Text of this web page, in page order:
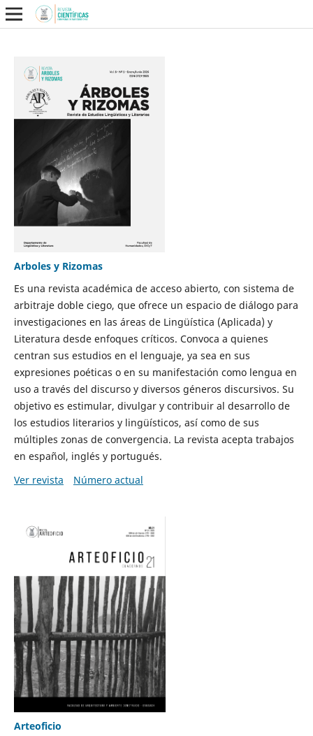
Arboles y Rizomas
Es una revista académica de acceso abierto, con sistema de
arbitraje doble ciego, que ofrece un espacio de diálogo para
investigaciones en las áreas de Lingüística (Aplicada) y
Literatura desde enfoques críticos. Convoca a quienes
centran sus estudios en el lenguaje, ya sea en sus
expresiones poéticas o en su manifestación como lengua en
uso a través del discurso y diversos géneros discursivos. Su
objetivo es estimular, divulgar y contribuir al desarrollo de
los estudios literarios y lingüísticos, así como de sus
múltiples zonas de convergencia. La revista acepta trabajos
en español, inglés y portugués.
Ver revista
Número actual
Arteoficio